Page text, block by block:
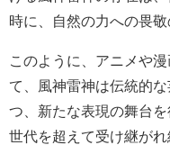
時に、自然の力への畏敬
このように、アニメや
て、風神雷神は伝統的
つ、新たな表現の舞台
世代を超えて受け継が